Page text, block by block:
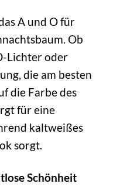
A und O für
Ob
Lichter oder
die am besten
die Farbe des
für eine
kaltweißes
sorgt.
Schönheit